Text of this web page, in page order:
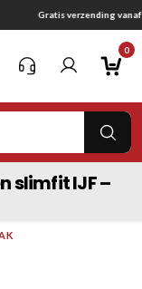
0
slimfit IJF –